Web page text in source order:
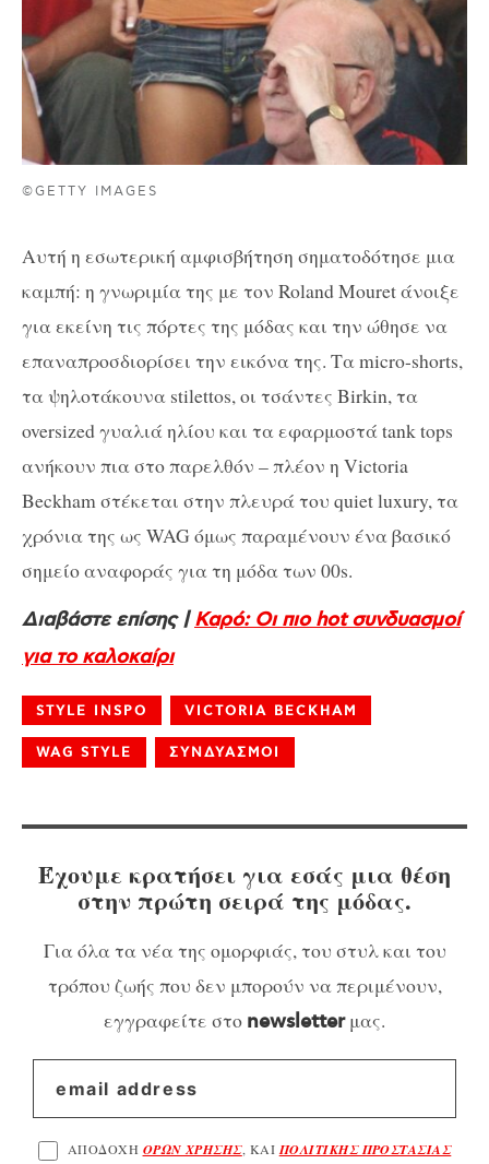
©GETTY IMAGES
Αυτή η εσωτερική αμφισβήτηση σηματοδότησε μια
καμπή: η γνωριμία της με τον Roland Mouret άνοιξε
για εκείνη τις πόρτες της μόδας και την ώθησε να
επαναπροσδιορίσει την εικόνα της. Τα micro-shorts,
τα ψηλοτάκουνα stilettos, οι τσάντες Birkin, τα
oversized γυαλιά ηλίου και τα εφαρμοστά tank tops
ανήκουν πια στο παρελθόν – πλέον η Victoria
Beckham στέκεται στην πλευρά του quiet luxury, τα
χρόνια της ως WAG όμως παραμένουν ένα βασικό
σημείο αναφοράς για τη μόδα των 00s.
Διαβάστε επίσης |Καρό: Οι πιο hot συνδυασμοί
για το καλοκαίρι
STYLE INSPO VICTORIA BECKHAM
WAG STYLE ΣΥΝΔΥΑΣΜΟΙ
Έχουμε κρατήσει για εσάς μια θέση
στην πρώτη σειρά της μόδας.
Για όλα τα νέα της ομορφιάς, του στυλ και του
τρόπου ζωής που δεν μπορούν να περιμένουν,
εγγραφείτε στο newsletterμας.
ΑΠΟΔΟΧΗ ΟΡΩΝ ΧΡΗΣΗΣ, ΚΑΙ ΠΟΛΙΤΙΚΗΣ ΠΡΟΣΤΑΣΙΑΣ